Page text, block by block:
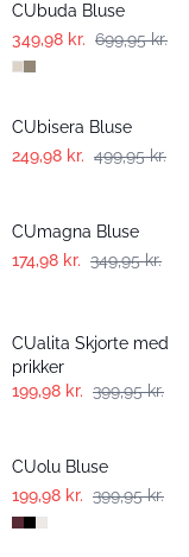
CUbuda Bluse
349,98 kr. 699,95 kr.
-50%
CUbisera Bluse
249,98 kr. 499,95 kr.
CUmagna Bluse
174,98 kr. 349,95 kr.
CUalita Skjorte med
prikker
199,98 kr. 399,95 kr.
CUolu Bluse
199,98 kr. 399,95 kr.
-50%